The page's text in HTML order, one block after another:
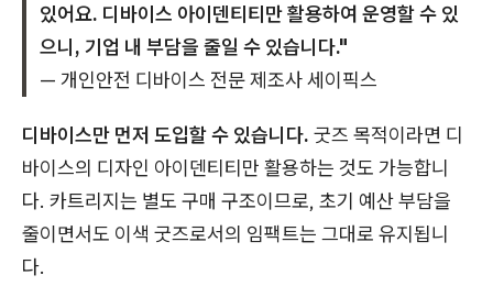
있어요. 디바이스 아이덴티티만 활용하여 운영할 수 있
으니, 기업 내 부담을 줄일 수 있습니다."
— 개인안전 디바이스 전문 제조사 세이픽스
디바이스만 먼저 도입할 수 있습니다. 굿즈 목적이라면 디
바이스의 디자인 아이덴티티만 활용하는 것도 가능합니
다. 카트리지는 별도 구매 구조이므로, 초기 예산 부담을
줄이면서도 이색 굿즈로서의 임팩트는 그대로 유지됩니
다.